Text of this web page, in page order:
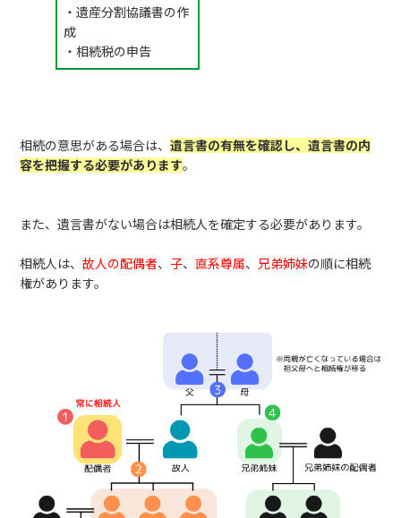
・遺産分割協議書の作
成
・相続税の申告
相続の意思がある場合は、遺言書の有無を確認し、遺言書の内
容を把握する必要があります。
また、遺言書がない場合は相続人を確定する必要があります。
相続人は、故人の配偶者、 子、直系尊属、 兄弟姉妹の順に相続
権があります。